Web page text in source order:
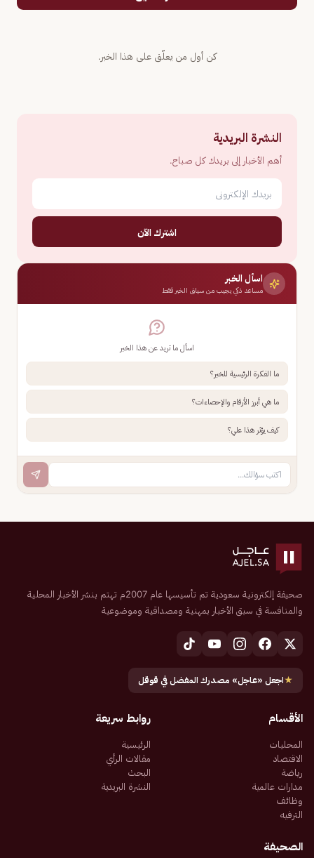
كن أول من يعلّق على هذا الخبر.
النشرة البريدية
أهم الأخبار إلى بريدك كل صباح.
اشترك الآن
اسأل الخبر
مساعد ذكي يجيب من سياق الخبر فقط
اسأل ما تريد عن هذا الخبر
ما الفكرة الرئيسية للخبر؟
ما هي أبرز الأرقام والإحصاءات؟
كيف يؤثر هذا علي؟
صحيفة إلكترونية سعودية تم تأسيسها عام 2007م تهتم بنشر الأخبار المحلية
والمنافسة في سبق الأخبار بمهنية ومصداقية وموضوعية
★اجعل «عاجل» مصدرك المفضل في قوقل
الأقسام
المحليات
الاقتصاد
رياضة
مدارات عالمية
وظائف
الترفيه
روابط سريعة
الرئيسية
مقالات الرأي
البحث
النشرة البريدية
الصحيفة